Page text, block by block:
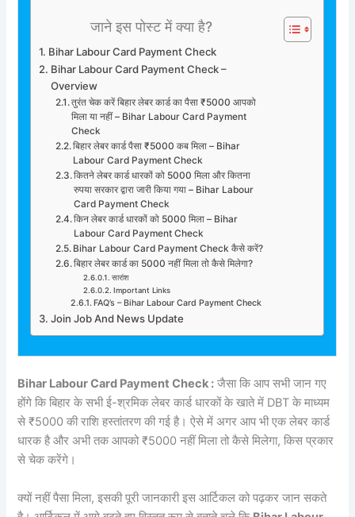
जाने इस पोस्ट में क्या है?
Bihar Labour Card Payment Check
Bihar Labour Card Payment Check –
Overview
तुरंत चेक करें बिहार लेबर कार्ड का पैसा ₹5000 आपको
मिला या नहीं – Bihar Labour Card Payment
Check
बिहार लेबर कार्ड पैसा ₹5000 कब मिला – Bihar
Labour Card Payment Check
कितने लेबर कार्ड धारकों को 5000 मिला और कितना
रुपया सरकार द्वारा जारी किया गया – Bihar Labour
Card Payment Check
किन लेबर कार्ड धारकों को 5000 मिला – Bihar
Labour Card Payment Check
Bihar Labour Card Payment Check कैसे करें?
बिहार लेबर कार्ड का 5000 नहीं मिला तो कैसे मिलेगा?
सारांश
Important Links
FAQ’s – Bihar Labour Card Payment Check
Join Job And News Update
Bihar Labour Card Payment Check : जैसा कि आप सभी जान गए
होंगे कि बिहार के सभी ई-श्रमिक लेबर कार्ड धारकों के खाते में DBT के माध्यम
से ₹5000 की राशि हस्तांतरण की गई है। ऐसे में अगर आप भी एक लेबर कार्ड
धारक है और अभी तक आपको ₹5000 नहीं मिला तो कैसे मिलेगा, किस प्रकार
से चेक करेंगे।
क्यों नहीं पैसा मिला, इसकी पूरी जानकारी इस आर्टिकल को पढ़कर जान सकते